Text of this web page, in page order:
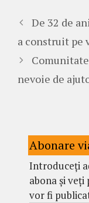
De 32 de
a construit pe
nevoie de
Abonare
Introduceți
abona și
vor fi